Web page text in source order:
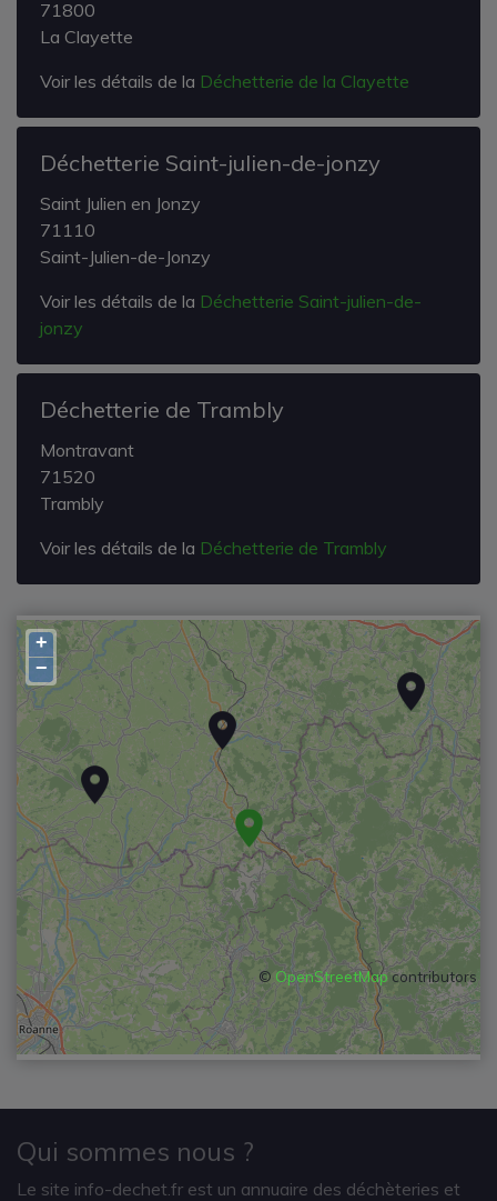
+
−
© OpenStreetMap contributors
71800
La Clayette
Voir les détails de la Déchetterie de la Clayette
Déchetterie Saint-julien-de-jonzy
Saint Julien en Jonzy
71110
Saint-Julien-de-Jonzy
Voir les détails de la Déchetterie Saint-julien-de-
jonzy
Déchetterie de Trambly
Montravant
71520
Trambly
Voir les détails de la Déchetterie de Trambly
Qui sommes nous ?
Le site info-dechet.fr est un annuaire des déchèteries et